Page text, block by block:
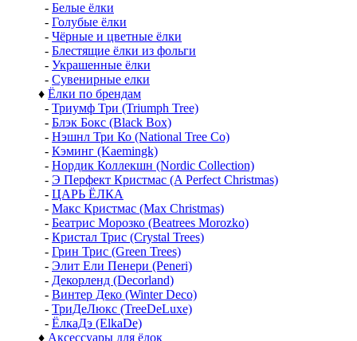
- Белые ёлки
- Голубые ёлки
- Чёрные и цветные ёлки
- Блестящие ёлки из фольги
- Украшенные ёлки
- Сувенирные елки
♦ Ёлки по брендам
- Триумф Три (Triumph Tree)
- Блэк Бокс (Black Box)
- Нэшнл Три Ко (National Tree Co)
- Кэминг (Kaemingk)
- Нордик Коллекшн (Nordic Collection)
- Э Перфект Кристмас (A Perfect Christmas)
- ЦАРЬ ЁЛКА
- Макс Кристмас (Max Christmas)
- Беатрис Морозко (Beatrees Morozko)
- Кристал Трис (Crystal Trees)
- Грин Трис (Green Trees)
- Элит Ели Пенери (Peneri)
- Декорленд (Decorland)
- Винтер Деко (Winter Deco)
- ТриДеЛюкс (TreeDeLuxe)
- ЁлкаДэ (ElkaDe)
♦ Аксессуары для ёлок